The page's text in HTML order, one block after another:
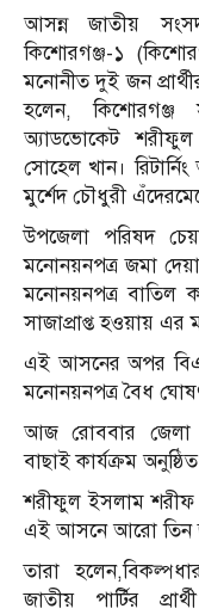
আসন্ন জাতীয় সংসদ
কিশোরগঞ্জ-১
মনোনীত দুই জন
হলেন, কিশোরগঞ্জ
অ্যাডভোকেট
সোহেল খান।
মুর্শেদ চৌধুরী
উপজেলা পরিষদ
মনোনয়নপত্র জমা
মনোনয়নপত্র বাতিল
সাজাপ্রাপ্ত হওয়ায়
এই আসনের অপর
মনোনয়নপত্র বৈধ
আজ রোববার জেলা
বাছাই কার্যক্রম
শরীফুল ইসলাম শরীফ
এই আসনে আরো তিন
তারা
জাতীয় পার্টির